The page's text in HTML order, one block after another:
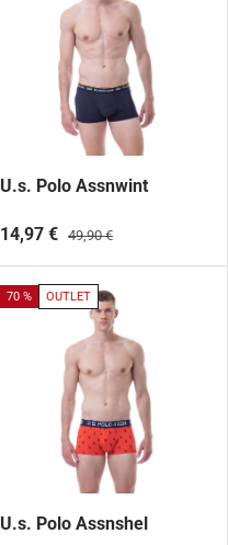
U.s. Polo Assnwint
14,97 € 49,90 €
70 % OUTLET
U.s. Polo Assnshel